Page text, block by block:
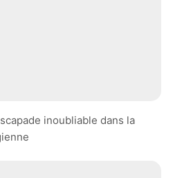
inoubliable dans la